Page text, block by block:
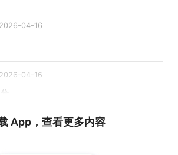
04-16
04-16
App，查看更多内容